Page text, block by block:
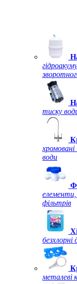
тиску
води
елементи,
фільтрів
металеві